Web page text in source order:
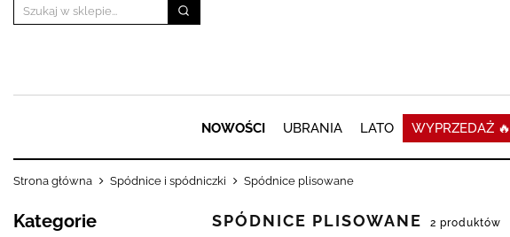
NOWOŚCI UBRANIA LATO WYPRZEDAŻ 🔥
Strona główna Spódnice i spódniczki Spódnice plisowane
Kategorie SPÓDNICE PLISOWANE 2 produktów